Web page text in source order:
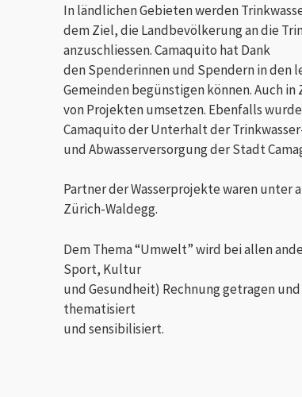
In ländlichen Gebieten werden
dem Ziel, die Landbevölkerung an die
anzuschliessen. Camaquito hat Dank
den Spenderinnen und Spendern in den
Gemeinden begünstigen können. Auch
von Projekten umsetzen. Ebenfalls
Camaquito der Unterhalt der
und Abwasserversorgung der Stadt
Partner der Wasserprojekte waren unter
Zürich-Waldegg.
Dem Thema “Umwelt” wird bei allen
Sport, Kultur
und Gesundheit) Rechnung getragen
thematisiert
und sensibilisiert.